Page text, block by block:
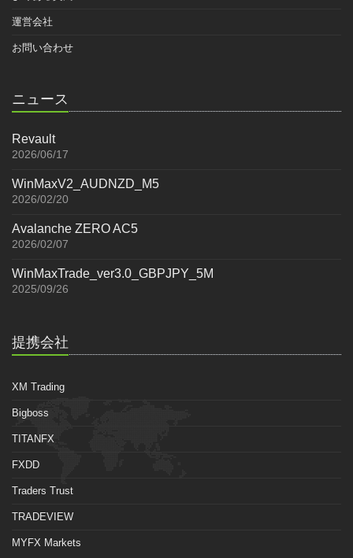
運営会社
お問い合わせ
ニュース
Revault
2026/06/17
WinMaxV2_AUDNZD_M5
2026/02/20
Avalanche ZERO AC5
2026/02/07
WinMaxTrade_ver3.0_GBPJPY_5M
2025/09/26
提携会社
XM Trading
Bigboss
TITANFX
FXDD
Traders Trust
TRADEVIEW
MYFX Markets